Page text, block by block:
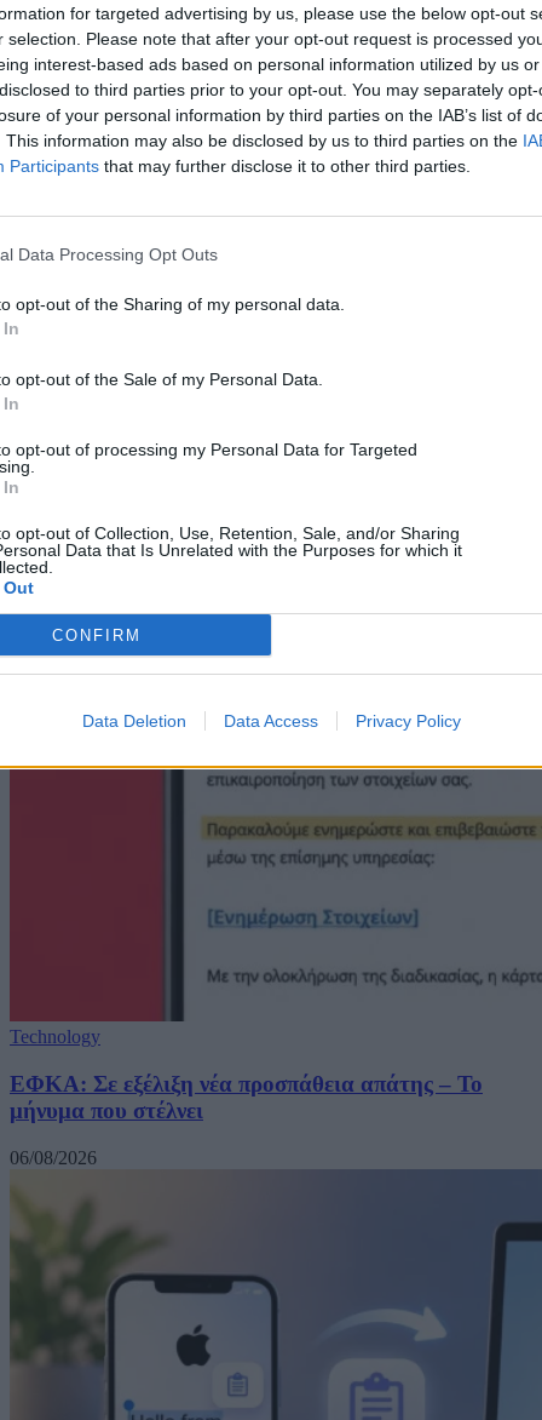
for targeted advertising by us, please use the below opt-out
selection. Please note that after your opt-out request is processed
interest-based ads based on personal information utilized by us
to third parties prior to your opt-out. You may separately
of your personal information by third parties on the IAB’s list of
This information may also be disclosed by us to third parties on the
Participants that may further disclose it to other third parties.
Data Processing Opt Outs
opt-out of the Sharing of my personal data.
opt-out of the Sale of my Personal Data.
opt-out of processing my Personal Data for Targeted
opt-out of Collection, Use, Retention, Sale, and/or Sharing
Data that Is Unrelated with the Purposes for which it
CONFIRM
Data Deletion Data Access Privacy Policy
Το Baby iPhone των 29$ που αποκαλύπτει τους
06/08/2026
Technology
ΕΦΚΑ: Σε εξέλιξη νέα προσπάθεια απάτης – Το
μήνυμα που στέλνει
06/08/2026